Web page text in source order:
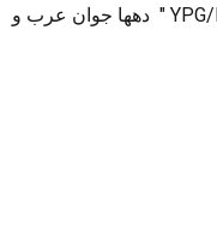
گروه خشونت طلب و تجزیه طلب " YPG/PKK " دهها جوان عرب و